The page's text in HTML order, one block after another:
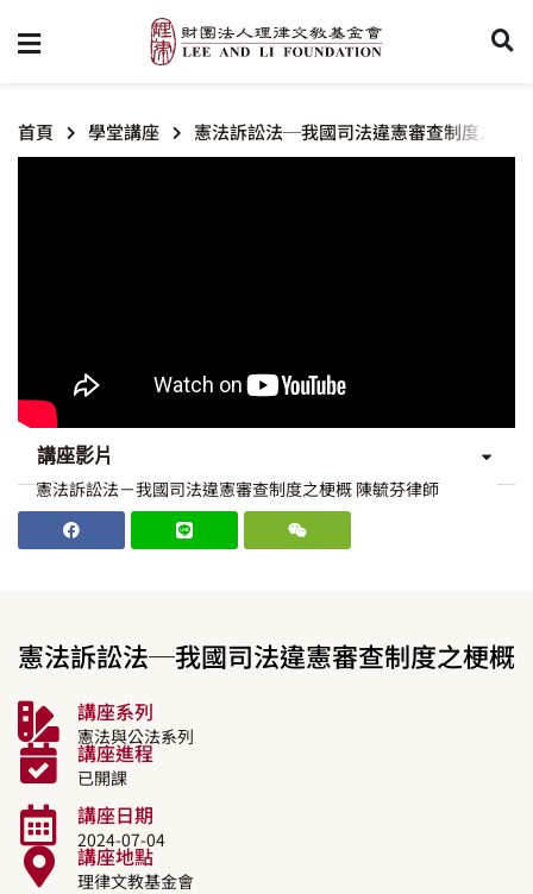
首頁 學堂講座 憲法訴訟法─我國司法違憲審查制度之梗概
講座影片
憲法訴訟法－我國司法違憲審查制度之梗概 陳毓芬律師
憲法訴訟法─我國司法違憲審查制度之梗概
講座系列
憲法與公法系列
講座進程
已開課
講座日期
2024-07-04
講座地點
理律文教基金會